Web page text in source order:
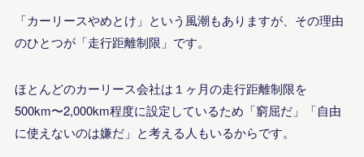
「カーリースやめとけ」という風潮もありますが、その理由
のひとつが「走行距離制限」です。
ほとんどのカーリース会社は１ヶ月の走行距離制限を
500km〜2,000km程度に設定しているため「窮屈だ」「自由
に使えないのは嫌だ」 と考える人もいるからです。